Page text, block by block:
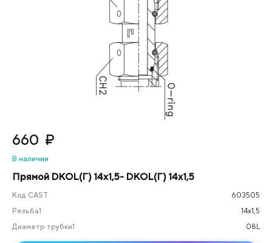
660 ₽
В наличии
Прямой DKOL(Г) 14х1,5- DKOL(Г) 14х1,5
Код CAST
603505
Резьба1
14х1,5
Диаметр трубки1
08L